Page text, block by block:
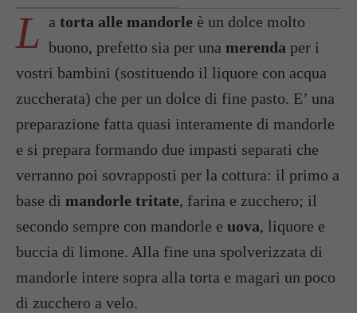
L a torta alle mandorle è un dolce molto
buono, prefetto sia per una merenda per i
vostri bambini (sostituendo il liquore con acqua
zuccherata) che per un dolce di fine pasto. E’ una
preparazione fatta quasi interamente di mandorle
e si prepara formando due impasti separati che
verranno poi sovrapposti per la cottura: il primo a
base di mandorle tritate, farina e zucchero; il
secondo sempre con mandorle e uova, liquore e
buccia di limone. Alla fine una spolverizzata di
mandorle intere sopra alla torta e magari un poco
di zucchero a velo.